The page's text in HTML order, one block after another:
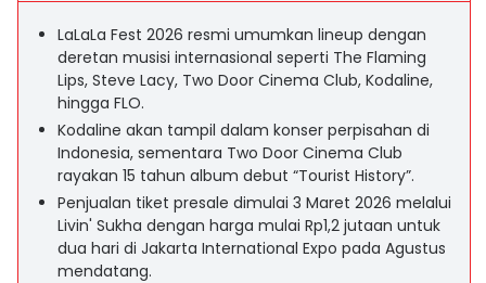
LaLaLa Fest 2026 resmi umumkan lineup dengan
deretan musisi internasional seperti The Flaming
Lips, Steve Lacy, Two Door Cinema Club, Kodaline,
hingga FLO.
Kodaline akan tampil dalam konser perpisahan di
Indonesia, sementara Two Door Cinema Club
rayakan 15 tahun album debut “Tourist History”.
Penjualan tiket presale dimulai 3 Maret 2026 melalui
Livin' Sukha dengan harga mulai Rp1,2 jutaan untuk
dua hari di Jakarta International Expo pada Agustus
mendatang.